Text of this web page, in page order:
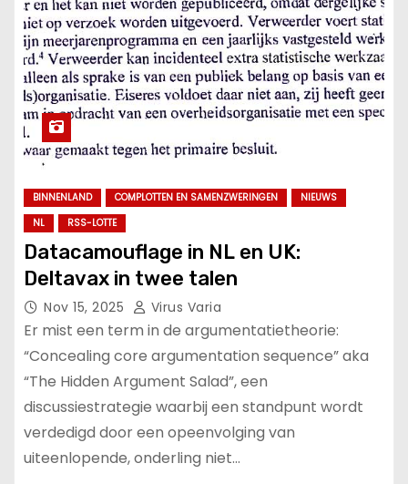
BINNENLAND COMPLOTTEN EN SAMENZWERINGEN
NIEUWS
NL
RSS-LOTTE
Datacamouflage in NL en UK:
Deltavax in twee talen
Nov 15, 2025 Virus Varia
Er mist een term in de argumentatietheorie:
“Concealing core argumentation sequence” aka
“The Hidden Argument Salad”, een
discussiestrategie waarbij een standpunt wordt
verdedigd door een opeenvolging van
uiteenlopende, onderling niet…